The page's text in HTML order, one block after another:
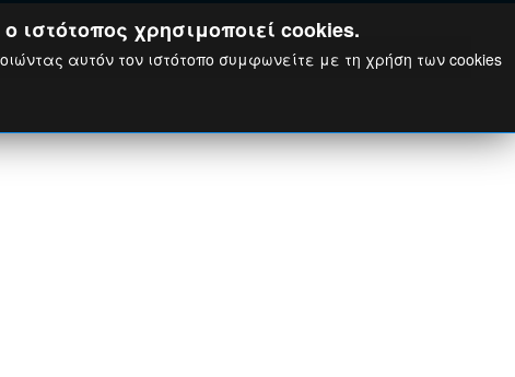
ιστότοπος χρησιμοποιεί cookies.
αυτόν τον ιστότοπο συμφωνείτε με τη χρήση των cookies